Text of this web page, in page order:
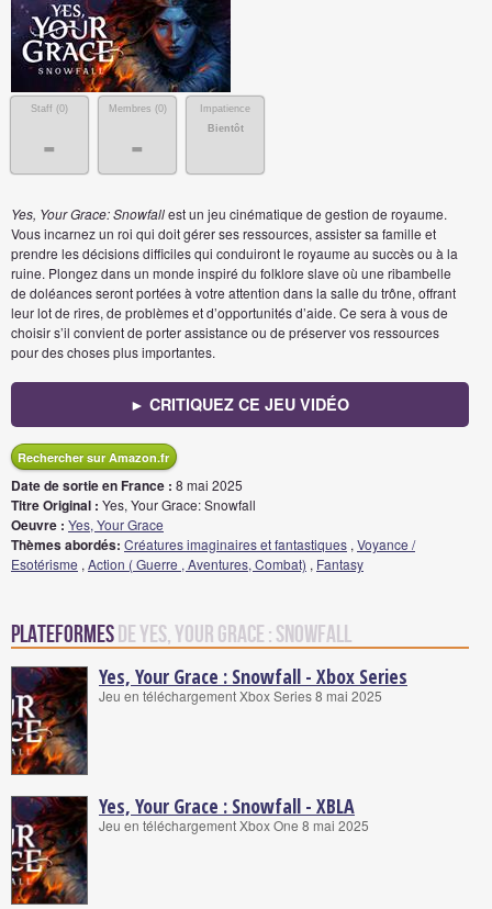
Staff (0)
-
Membres (0)
-
Impatience
Bientôt
Yes, Your Grace: Snowfallest un jeu cinématique de gestion de royaume.
Vous incarnez un roi qui doit gérer ses ressources, assister sa famille et
prendre les décisions difficiles qui conduiront le royaume au succès ou à la
ruine. Plongez dans un monde inspiré du folklore slave où une ribambelle
de doléances seront portées à votre attention dans la salle du trône, offrant
leur lot de rires, de problèmes et d’opportunités d’aide. Ce sera à vous de
choisir s’il convient de porter assistance ou de préserver vos ressources
pour des choses plus importantes.
► CRITIQUEZ CE JEU VIDÉO
Rechercher sur Amazon.fr
Date de sortie en France : 8 mai 2025
Titre Original : Yes, Your Grace: Snowfall
Oeuvre : Yes, Your Grace
Thèmes abordés: Créatures imaginaires et fantastiques , Voyance /
Esotérisme , Action ( Guerre , Aventures, Combat) , Fantasy
Plateformesde Yes, Your Grace : Snowfall
Yes, Your Grace : Snowfall - Xbox Series
Jeu en téléchargement Xbox Series 8 mai 2025
Yes, Your Grace : Snowfall - XBLA
Jeu en téléchargement Xbox One 8 mai 2025